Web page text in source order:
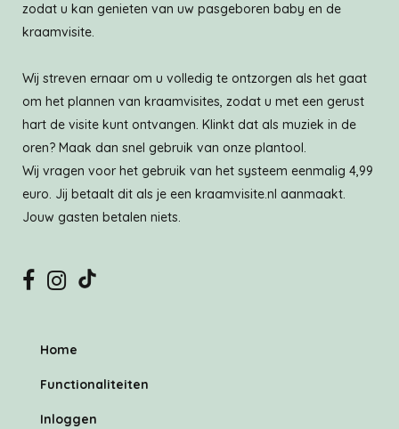
zodat u kan genieten van uw pasgeboren baby en de
kraamvisite.
Wij streven ernaar om u volledig te ontzorgen als het gaat
om het plannen van kraamvisites, zodat u met een gerust
hart de visite kunt ontvangen. Klinkt dat als muziek in de
oren? Maak dan snel gebruik van onze plantool.
Wij vragen voor het gebruik van het systeem eenmalig 4,99
euro. Jij betaalt dit als je een kraamvisite.nl aanmaakt.
Jouw gasten betalen niets.
Home
Functionaliteiten
Inloggen